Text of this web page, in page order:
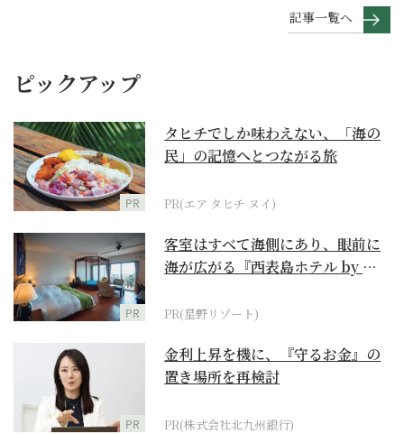
記事一覧へ
ピックアップ
PR
タヒチでしか味わえない、「海の
民」の記憶へとつながる旅
PR(エア タヒチ ヌイ)
PR
客室はすべて海側にあり、眼前に
海が広がる『西表島ホテル by 星
PR(星野リゾート)
PR
金利上昇を機に、『守るお金』の
置き場所を再検討
PR(株式会社北九州銀行)